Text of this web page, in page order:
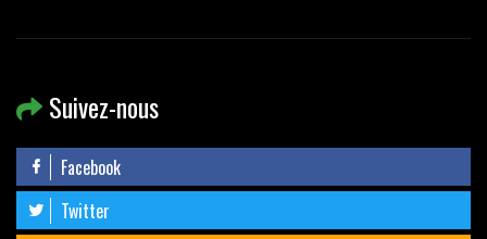
Suivez-nous
Facebook
Twitter